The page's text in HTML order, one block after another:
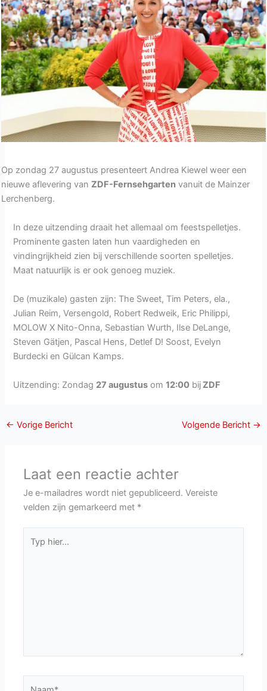
Op zondag 27 augustus presenteert Andrea Kiewel weer een
nieuwe aflevering vanZDF-Fernsehgarten vanuit de Mainzer
Lerchenberg.
In deze uitzending draait het allemaal om feestspelletjes.
Prominente gasten laten hun vaardigheden en
vindingrijkheid zien bij verschillende soorten spelletjes.
Maat natuurlijk is er ook genoeg muziek.
De (muzikale) gasten zijn: The Sweet, Tim Peters, ela.,
Julian Reim, Versengold, Robert Redweik, Eric Philippi,
MOLOW X Nito-Onna, Sebastian Wurth, Ilse DeLange,
Steven Gätjen, Pascal Hens, Detlef D! Soost, Evelyn
Burdecki en Gülcan Kamps.
Uitzending: Zondag 27 augustus om12:00 bijZDF
← Vorige Bericht Volgende Bericht →
Laat een reactie achter
Je e-mailadres wordt niet gepubliceerd. Vereiste
velden zijn gemarkeerd met *
hier...